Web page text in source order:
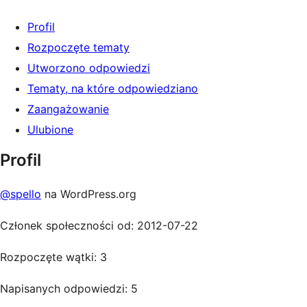
Profil
Rozpoczęte tematy
Utworzono odpowiedzi
Tematy, na które odpowiedziano
Zaangażowanie
Ulubione
Profil
@spello na WordPress.org
Członek społeczności od: 2012-07-22
Rozpoczęte wątki: 3
Napisanych odpowiedzi: 5